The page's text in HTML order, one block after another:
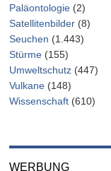
Paläontologie (2)
Satellitenbilder (8)
Seuchen (1.443)
Stürme (155)
Umweltschutz (447)
Vulkane (148)
Wissenschaft (610)
WERBUNG